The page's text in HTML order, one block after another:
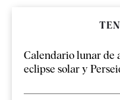
Calendario lunar de
eclipse solar y